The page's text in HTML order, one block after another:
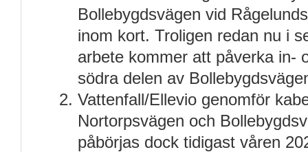
Bollebygdsvägen vid
inom kort. Troligen redan nu i
arbete kommer att påverka in-
södra delen av
Vattenfall/Ellevio genomför
Nortorpsvägen och
påbörjas dock tidigast våren